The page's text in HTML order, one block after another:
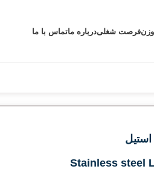
فرصت شغلیدرباره ماتماس با ما
Stainless steel